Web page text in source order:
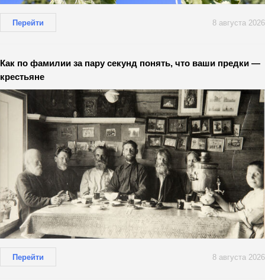
Перейти 8 августа 2026
Как по фамилии за пару секунд понять, что ваши предки —
крестьяне
Перейти 8 августа 2026